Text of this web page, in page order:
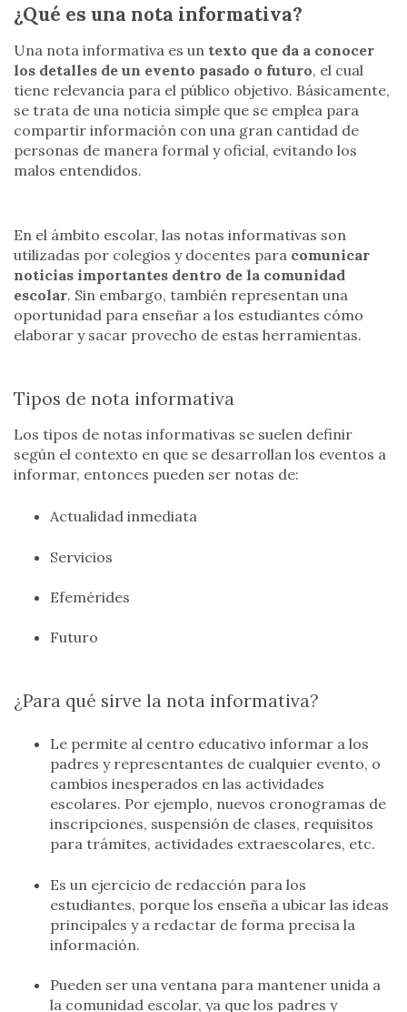
¿Qué es una nota informativa?
Una nota informativa es un texto que da a conocer
los detalles de un evento pasado o futuro, el cual
tiene relevancia para el público objetivo. Básicamente,
se trata de una noticia simple que se emplea para
compartir información con una gran cantidad de
personas de manera formal y oficial, evitando los
malos entendidos.
En el ámbito escolar, las notas informativas son
utilizadas por colegios y docentes para comunicar
noticias importantes dentro de la comunidad
escolar. Sin embargo, también representan una
oportunidad para enseñar a los estudiantes cómo
elaborar y sacar provecho de estas herramientas.
Tipos de nota informativa
Los tipos de notas informativas se suelen definir
según el contexto en que se desarrollan los eventos a
informar, entonces pueden ser notas de:
Actualidad inmediata
Servicios
Efemérides
Futuro
¿Para qué sirve la nota informativa?
Le permite al centro educativo informar a los
padres y representantes de cualquier evento, o
cambios inesperados en las actividades
escolares. Por ejemplo, nuevos cronogramas de
inscripciones, suspensión de clases, requisitos
para trámites, actividades extraescolares, etc.
Es un ejercicio de redacción para los
estudiantes, porque los enseña a ubicar las ideas
principales y a redactar de forma precisa la
información.
Pueden ser una ventana para mantener unida a
la comunidad escolar, ya que los padres y